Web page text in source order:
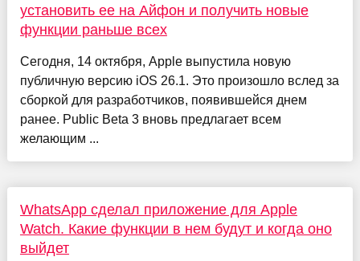
установить ее на Айфон и получить новые
функции раньше всех
Сегодня, 14 октября, Apple выпустила новую
публичную версию iOS 26.1. Это произошло вслед за
сборкой для разработчиков, появившейся днем
ранее. Public Beta 3 вновь предлагает всем
желающим ...
WhatsApp сделал приложение для Apple
Watch. Какие функции в нем будут и когда оно
выйдет